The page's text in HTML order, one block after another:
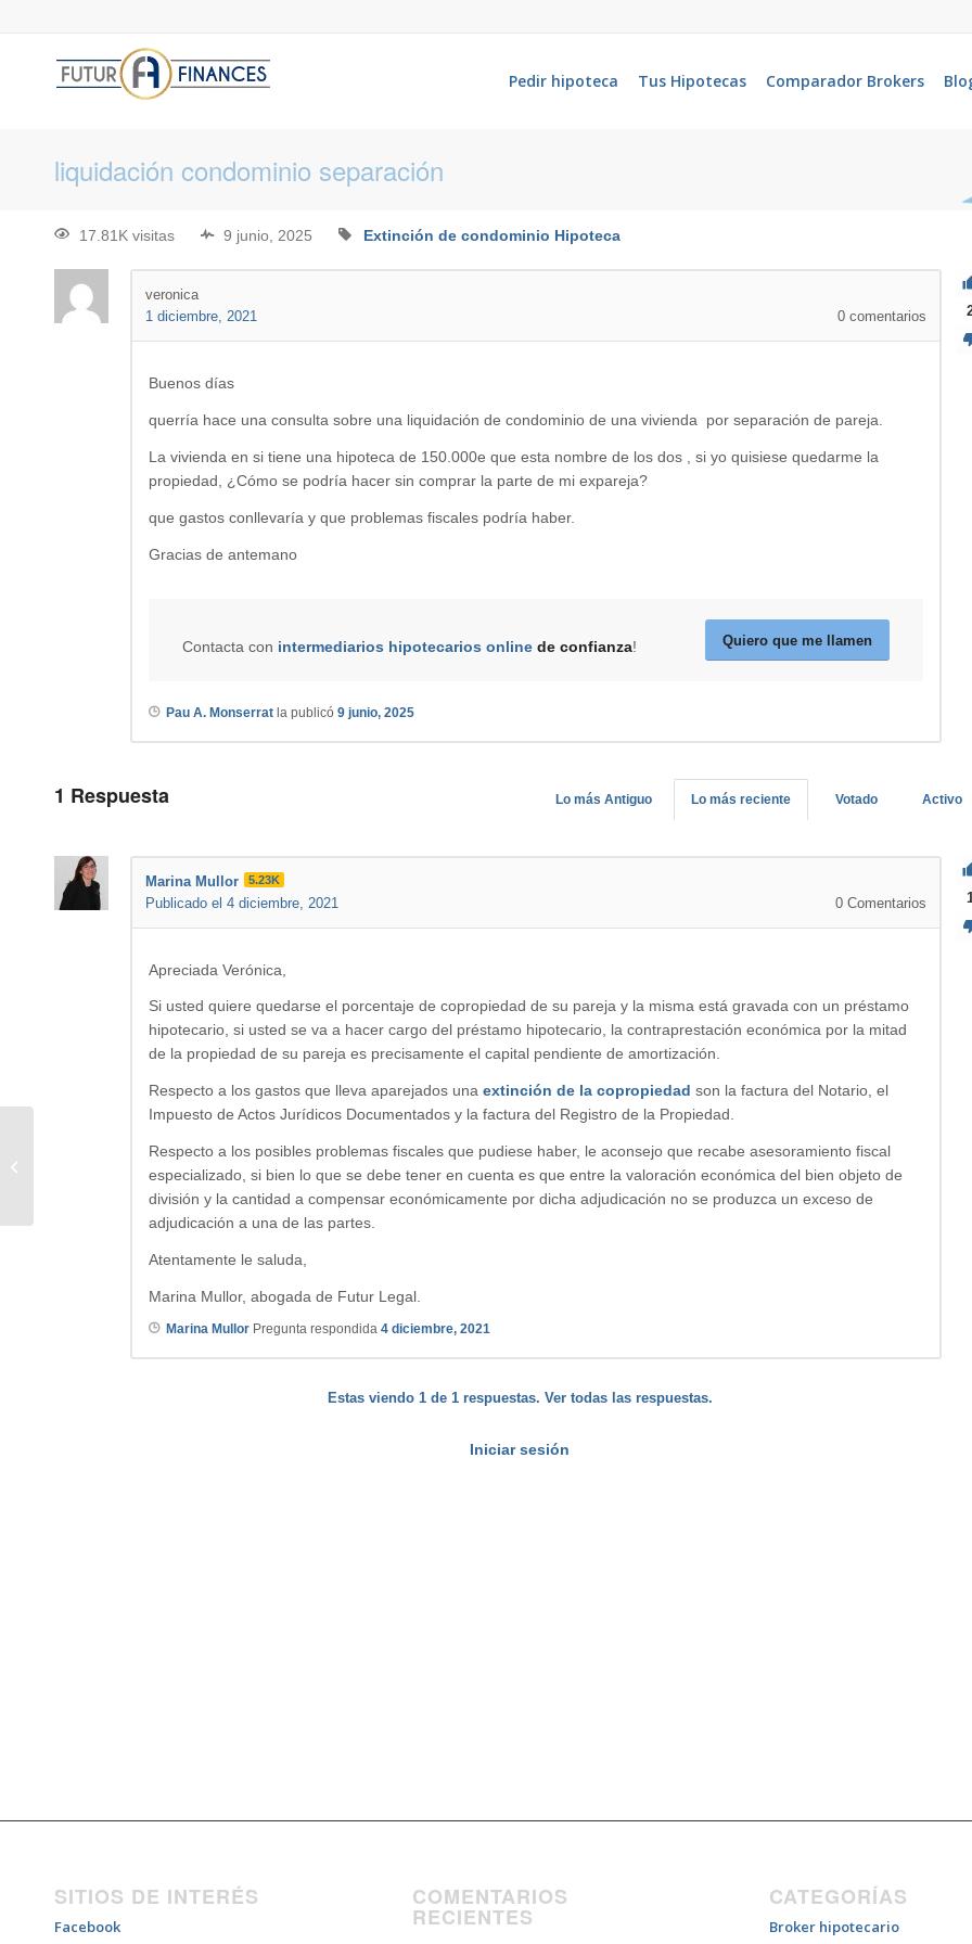
Pedir hipoteca Tus Hipotecas Comparador Brokers
liquidación condominio separación
17.81K visitas 9 junio, 2025 Extinción de condominio Hipoteca
veronica
1 diciembre, 2021
0 comentarios
Buenos días
querría hace una consulta sobre una liquidación de condominio de una vivienda por separación de pareja.
La vivienda en si tiene una hipoteca de 150.000e que esta nombre de los dos , si yo quisiese quedarme la
propiedad, ¿Cómo se podría hacer sin comprar la parte de mi expareja?
que gastos conllevaría y que problemas fiscales podría haber.
Gracias de antemano
Contacta con intermediarios hipotecarios online de confianza! Quiero que me llamen
Pau A. Monserrat la publicó 9 junio, 2025
1 Respuesta Activo
Votado
Lo más reciente
Lo más Antiguo
Marina Mullor 5.23K
Publicado el 4 diciembre, 2021 0 Comentarios
Apreciada Verónica,
Si usted quiere quedarse el porcentaje de copropiedad de su pareja y la misma está gravada con un préstamo
hipotecario, si usted se va a hacer cargo del préstamo hipotecario, la contraprestación económica por la mitad
de la propiedad de su pareja es precisamente el capital pendiente de amortización.
Respecto a los gastos que lleva aparejados una extinción de la copropiedad son la factura del Notario, el
Impuesto de Actos Jurídicos Documentados y la factura del Registro de la Propiedad.
Respecto a los posibles problemas fiscales que pudiese haber, le aconsejo que recabe asesoramiento fiscal
especializado, si bien lo que se debe tener en cuenta es que entre la valoración económica del bien objeto de
división y la cantidad a compensar económicamente por dicha adjudicación no se produzca un exceso de
adjudicación a una de las partes.
Atentamente le saluda,
Marina Mullor, abogada de Futur Legal.
Marina Mullor Pregunta respondida 4 diciembre, 2021
Estas viendo 1 de 1 respuestas. Ver todas las respuestas.
Iniciar sesión
SITIOS DE INTERÉS
Facebook
COMENTARIOS
RECIENTES
CATEGORÍAS
Broker hipotecario
¿Puedo cambiar mi seguro por
otro y mantener la bonificación